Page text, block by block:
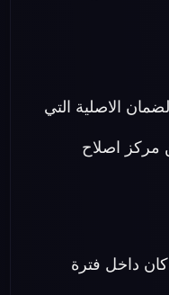
الاصلية التي
مركز اصلاح
كان داخل فترة